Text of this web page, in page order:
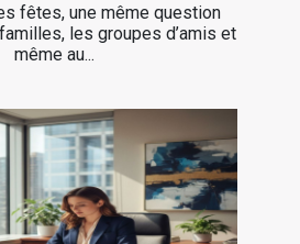
fêtes, une même question
les groupes d’amis et
même au...